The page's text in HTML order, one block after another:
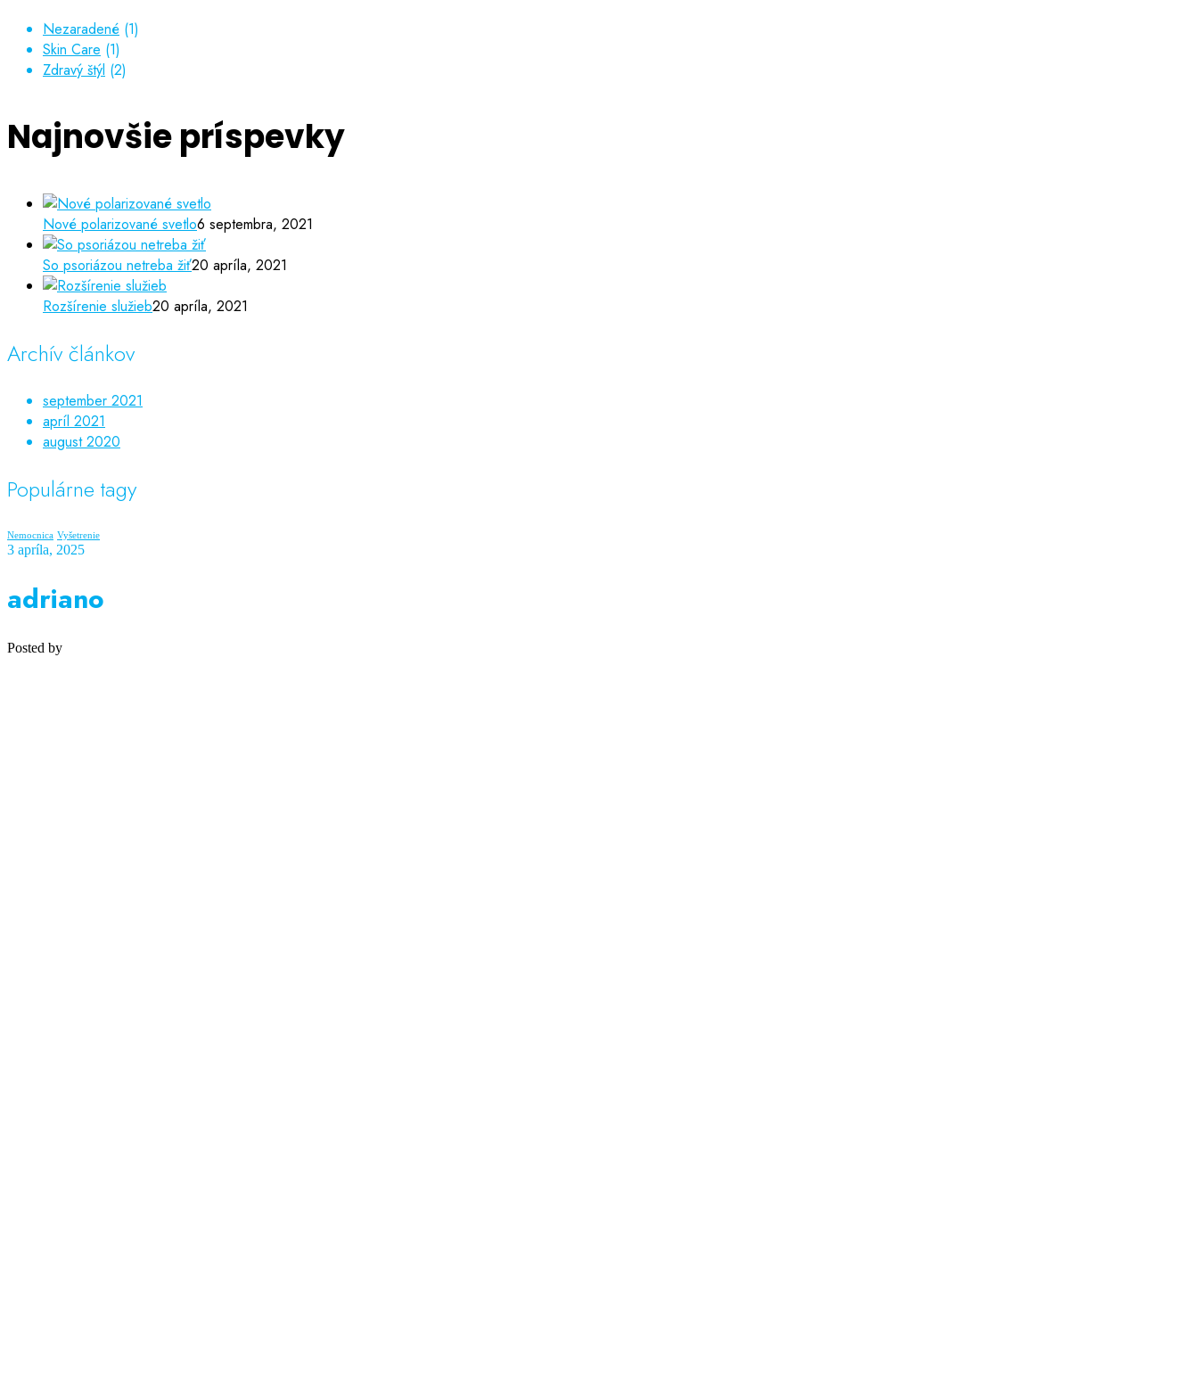
Nezaradené (1)
Skin Care (1)
Zdravý štýl (2)
Najnovšie príspevky
Nové polarizované svetlo6 septembra, 2021
So psoriázou netreba žiť20 apríla, 2021
Rozšírenie služieb20 apríla, 2021
Archív článkov
september 2021
apríl 2021
august 2020
Populárne tagy
Nemocnica Vyšetrenie
3 apríla, 2025
adriano
Posted by